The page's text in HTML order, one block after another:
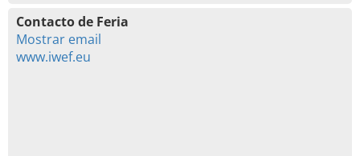
Contacto de Feria
Mostrar email
www.iwef.eu